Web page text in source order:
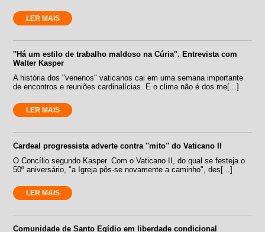
LER MAIS
''Há um estilo de trabalho maldoso na Cúria''. Entrevista com
Walter Kasper
A história dos "venenos" vaticanos cai em uma semana importante
de encontros e reuniões cardinalícias. E o clima não é dos me[...]
LER MAIS
Cardeal progressista adverte contra ''mito'' do Vaticano II
O Concílio segundo Kasper. Com o Vaticano II, do qual se festeja o
50º aniversário, "a Igreja pôs-se novamente a caminho", des[...]
LER MAIS
Comunidade de Santo Egídio em liberdade condicional